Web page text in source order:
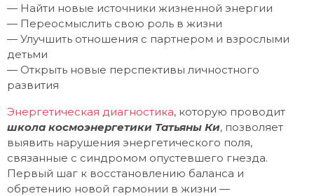
— Найти новые источники жизненной энергии
— Переосмыслить свою роль в жизни
— Улучшить отношения с партнером и взрослыми
детьми
— Открыть новые перспективы личностного
развития
Энергетическая диагностика, которую проводит
школа космоэнергетики Татьяны Ки, позволяет
выявить нарушения энергетического поля,
связанные с синдромом опустевшего гнезда.
Первый шаг к восстановлению баланса и
обретению новой гармонии в жизни —